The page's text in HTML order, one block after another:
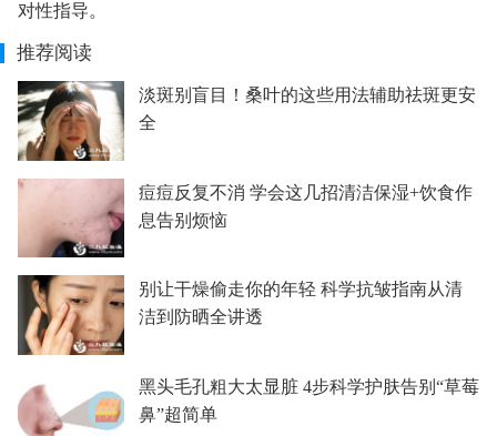
对性指导。
推荐阅读
淡斑别盲目！桑叶的这些用法辅助祛斑更安
全
痘痘反复不消 学会这几招清洁保湿+饮食作
息告别烦恼
别让干燥偷走你的年轻 科学抗皱指南从清
洁到防晒全讲透
黑头毛孔粗大太显脏 4步科学护肤告别“草莓
鼻”超简单